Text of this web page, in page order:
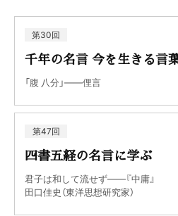
第30回
千年の名言 今を生きる言
「腹 八分」――俚言
第47回
四書五経の名言に学ぶ
君子は和して流せず――『中庸』
田口佳史（東洋思想研究家）